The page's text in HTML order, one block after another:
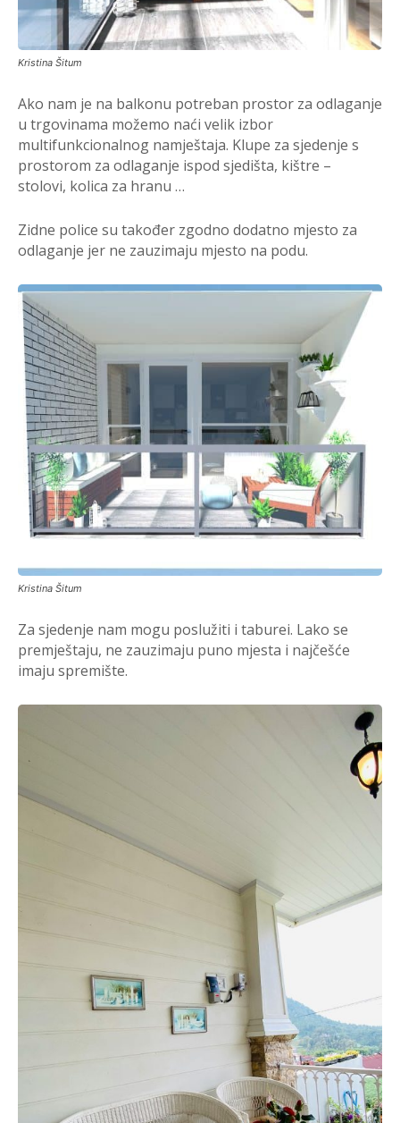
Kristina Šitum
Ako nam je na balkonu potreban prostor za odlaganje
u trgovinama možemo naći velik izbor
multifunkcionalnog namještaja. Klupe za sjedenje s
prostorom za odlaganje ispod sjedišta, kištre –
stolovi, kolica za hranu …
Zidne police su također zgodno dodatno mjesto za
odlaganje jer ne zauzimaju mjesto na podu.
Kristina Šitum
Za sjedenje nam mogu poslužiti i taburei. Lako se
premještaju, ne zauzimaju puno mjesta i najčešće
imaju spremište.